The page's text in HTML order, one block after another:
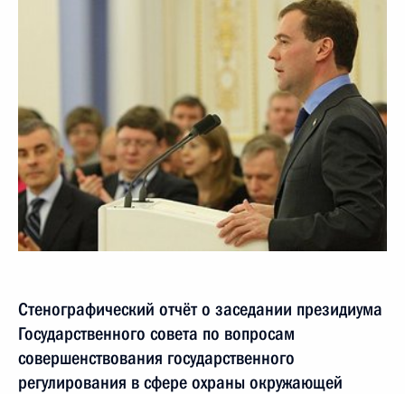
Стенографический отчёт о заседании президиума
Государственного совета по вопросам
совершенствования государственного
регулирования в сфере охраны окружающей